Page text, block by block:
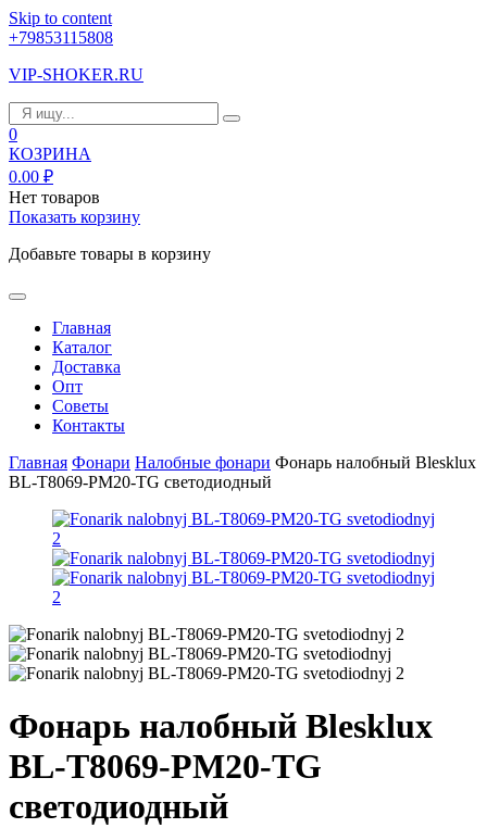
Skip to content
+79853115808
VIP-SHOKER.RU
0
КОЗРИНА
0.00 ₽
Нет товаров
Показать корзину
Добавьте товары в корзину
Главная
Каталог
Доставка
Опт
Советы
Контакты
Главная Фонари Налобные фонари Фонарь налобный Blesklux
BL-T8069-PM20-TG светодиодный
Фонарь налобный Blesklux
BL-T8069-PM20-TG
светодиодный